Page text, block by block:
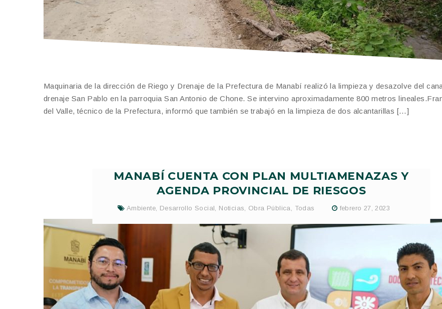
Maquinaria de la dirección de Riego y Drenaje de la Prefectura de Manabí realizó la limpieza y desazolve del
drenaje San Pablo en la parroquia San Antonio de Chone. Se intervino aproximadamente 800 metros
del Valle, técnico de la Prefectura, informó que también se trabajó en la limpieza de dos alcantarillas […]
MANABÍ CUENTA CON PLAN MULTIAMENAZAS Y
AGENDA PROVINCIAL DE RIESGOS
Ambiente, Desarrollo Social, Noticias, Obra Pública, Todas febrero 27, 2023